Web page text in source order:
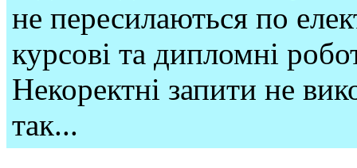
не пересилаються по
курсові та дипломні
Некоректні запити не
так...